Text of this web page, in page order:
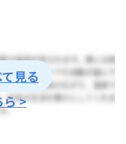
見る
ら >